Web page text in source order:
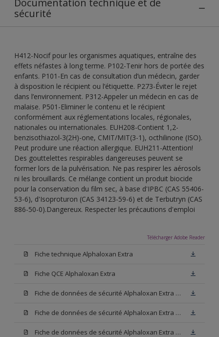
sécurité
H412-Nocif pour les organismes aquatiques, entraîne des
effets néfastes à long terme. P102-Tenir hors de portée des
enfants. P101-En cas de consultation d’un médecin, garder
à disposition le récipient ou l’étiquette. P273-Éviter le rejet
dans l’environnement. P312-Appeler un médecin en cas de
malaise. P501-Eliminer le contenu et le récipient
conformément aux réglementations locales, régionales,
nationales ou internationales. EUH208-Contient 1,2-
benzisothiazol-3(2H)-one, CMIT/MIT(3-1), octhilinone (ISO).
Peut produire une réaction allergique. EUH211-Attention!
Des gouttelettes respirables dangereuses peuvent se
former lors de la pulvérisation. Ne pas respirer les aérosols
ni les brouillards. Ce mélange contient un produit biocide
pour la conservation du film sec, à base d'IPBC (CAS 55406-
53-6), d'Isoproturon (CAS 34123-59-6) et de Terbutryn (CAS
886-50-0).Dangereux. Respecter les précautions d'emploi
Télécharger Adobe Reader
Fiche technique Alphaloxan Extra
Fiche QCE Alphaloxan Extra
Fiche de données de sécurité Alphaloxan Extra Base W05
Fiche de données de sécurité Alphaloxan Extra Base N00
Fiche de données de sécurité Alphaloxan Extra Base M15